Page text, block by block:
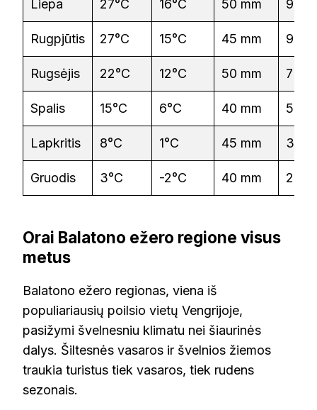
Liepa 27°C 16°C 50 mm 9 h
Rugpjūtis 27°C 15°C 45 mm 9 h
Rugsėjis 22°C 12°C 50 mm 7 h
Spalis 15°C 6°C 40 mm 5 h
Lapkritis 8°C 1°C 45 mm 3 h
Gruodis 3°C -2°C 40 mm 2 h
Orai Balatono ežero regione visus
metus
Balatono ežero regionas, viena iš
populiariausių poilsio vietų Vengrijoje,
pasižymi švelnesniu klimatu nei šiaurinės
dalys. Šiltesnės vasaros ir švelnios žiemos
traukia turistus tiek vasaros, tiek rudens
sezonais.